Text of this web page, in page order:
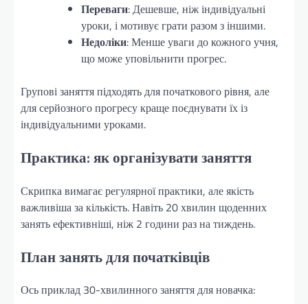
Переваги: Дешевше, ніж індивідуальні
уроки, і мотивує грати разом з іншими.
Недоліки: Менше уваги до кожного учня,
що може уповільнити прогрес.
Групові заняття підходять для початкового рівня, але
для серйозного прогресу краще поєднувати їх із
індивідуальними уроками.
Практика: як організувати заняття
Скрипка вимагає регулярної практики, але якість
важливіша за кількість. Навіть 20 хвилин щоденних
занять ефективніші, ніж 2 години раз на тиждень.
План занять для початківців
Ось приклад 30-хвилинного заняття для новачка: